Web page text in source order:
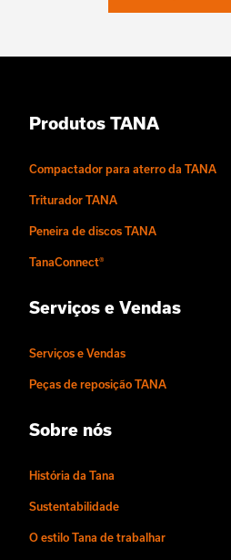
Produtos TANA
Compactador para aterro da TANA
Triturador TANA
Peneira de discos TANA
TanaConnect®
Serviços e Vendas
Serviços e Vendas
Peças de reposição TANA
Sobre nós
História da Tana
Sustentabilidade
O estilo Tana de trabalhar